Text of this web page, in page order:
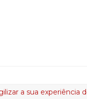
a sua experiência